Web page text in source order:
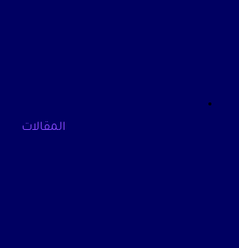
المقالات